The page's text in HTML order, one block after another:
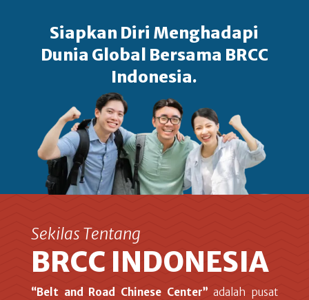
Siapkan Diri Menghadapi
Dunia Global Bersama BRCC
Indonesia.
Sekilas Tentang
BRCC INDONESIA
“Belt and Road Chinese Center” adalah pusat